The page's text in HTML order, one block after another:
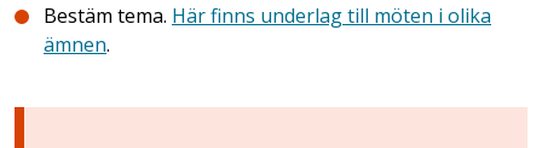
Bestäm tema. Här finns underlag till möten i olika
ämnen.